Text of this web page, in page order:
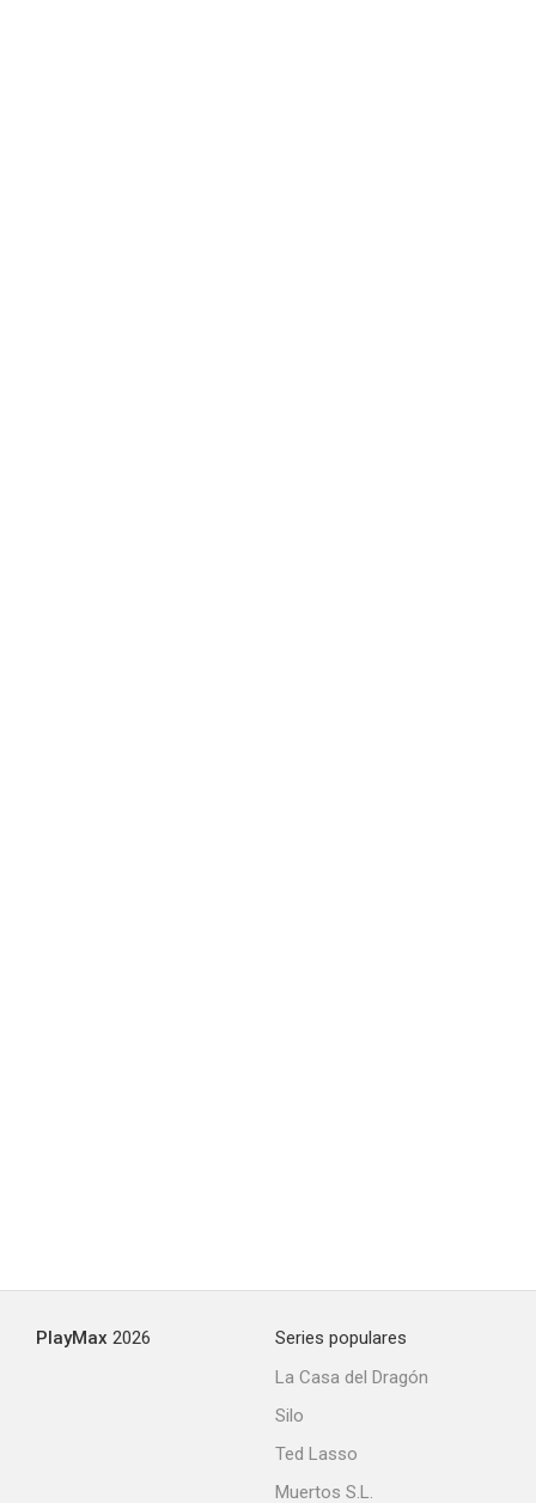
PlayMax 2026
Series populares
La Casa del Dragón
Silo
Ted Lasso
Muertos S.L.